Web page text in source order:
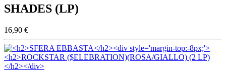
SHADES (LP)
16,90 €